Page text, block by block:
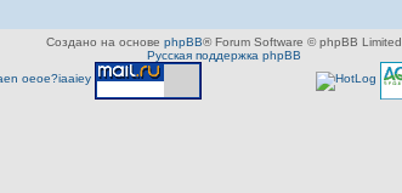
Создано на основе phpBB® Forum Software © phpBB Limited
Русская поддержка phpBB